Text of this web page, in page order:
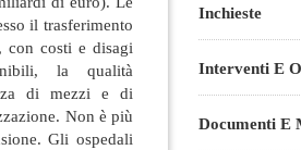
il trasferimento
con costi e disagi
la qualità
di mezzi e di
Non è più
Gli ospedali
Inchieste
Interventi E
Documenti E